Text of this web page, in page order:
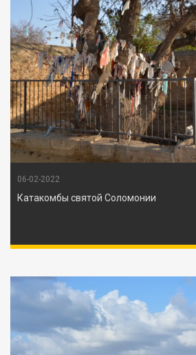
06-02-2022
Катакомбы святой Соломонии